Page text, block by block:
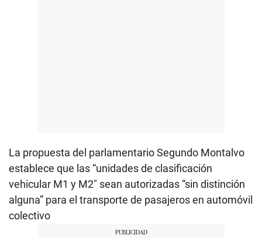
La propuesta del parlamentario Segundo Montalvo
establece que las “unidades de clasificación
vehicular M1 y M2″ sean autorizadas “sin distinción
alguna” para el transporte de pasajeros en automóvil
colectivo